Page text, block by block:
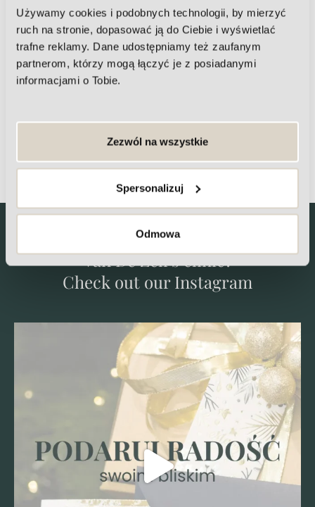
Używamy cookies i podobnych technologii, by mierzyć
ruch na stronie, dopasować ją do Ciebie i wyświetlać
trafne reklamy. Dane udostępniamy też zaufanym
partnerom, którzy mogą łączyć je z posiadanymi
informacjami o Tobie.
Zezwól na wszystkie
Spersonalizuj
Odmowa
with
CELLULIT
Want to know what's going on at Maria
Van De Zell's clinic?
Check out our Instagram